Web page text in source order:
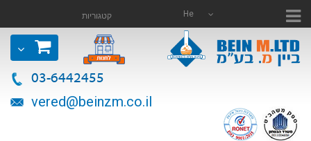
He קטגוריות
03-6442455
vered@beinzm.co.il